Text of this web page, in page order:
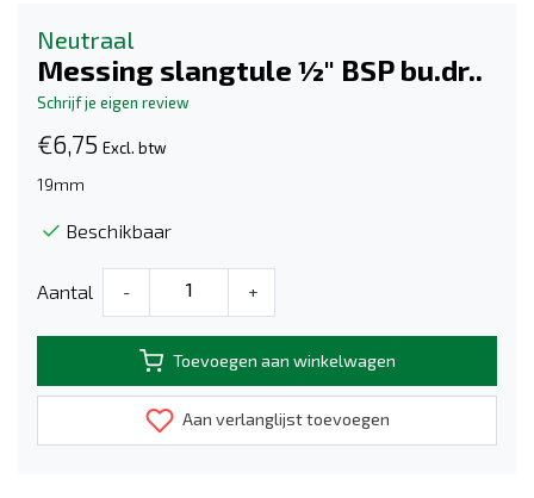
Neutraal
Messing slangtule ½" BSP bu.dr..
Schrijf je eigen review
€6,75 Excl. btw
19mm
Beschikbaar
Aantal - +
Toevoegen aan winkelwagen
Aan verlanglijst toevoegen